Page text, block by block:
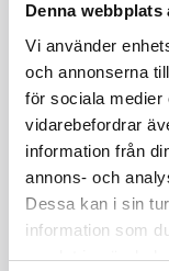
Denna webbplats
Vi använder
och annonserna
för sociala medier
vidarebefordrar
information från
annons- och
Dessa kan i sin
information som
samlat in när du
24t